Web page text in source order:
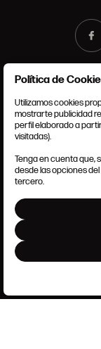
Política de
Utilizamos cookies
mostrarte publicidad
perfil elaborado a
visitadas).
Tenga en cuenta que,
desde las opciones
tercero.